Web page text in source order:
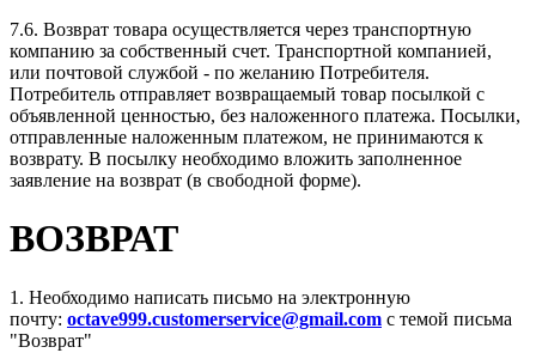
7.6. Возврат товара осуществляется через транспортную
компанию за собственный счет. Транспортной компанией,
или почтовой службой - по желанию Потребителя.
Потребитель отправляет возвращаемый товар посылкой с
объявленной ценностью, без наложенного платежа. Посылки,
отправленные наложенным платежом, не принимаются к
возврату. В посылку необходимо вложить заполненное
заявление на возврат (в свободной форме).
ВОЗВРАТ
1. Необходимо написать письмо на электронную
почту: octave999.customerservice@gmail.com с темой письма
"Возврат"